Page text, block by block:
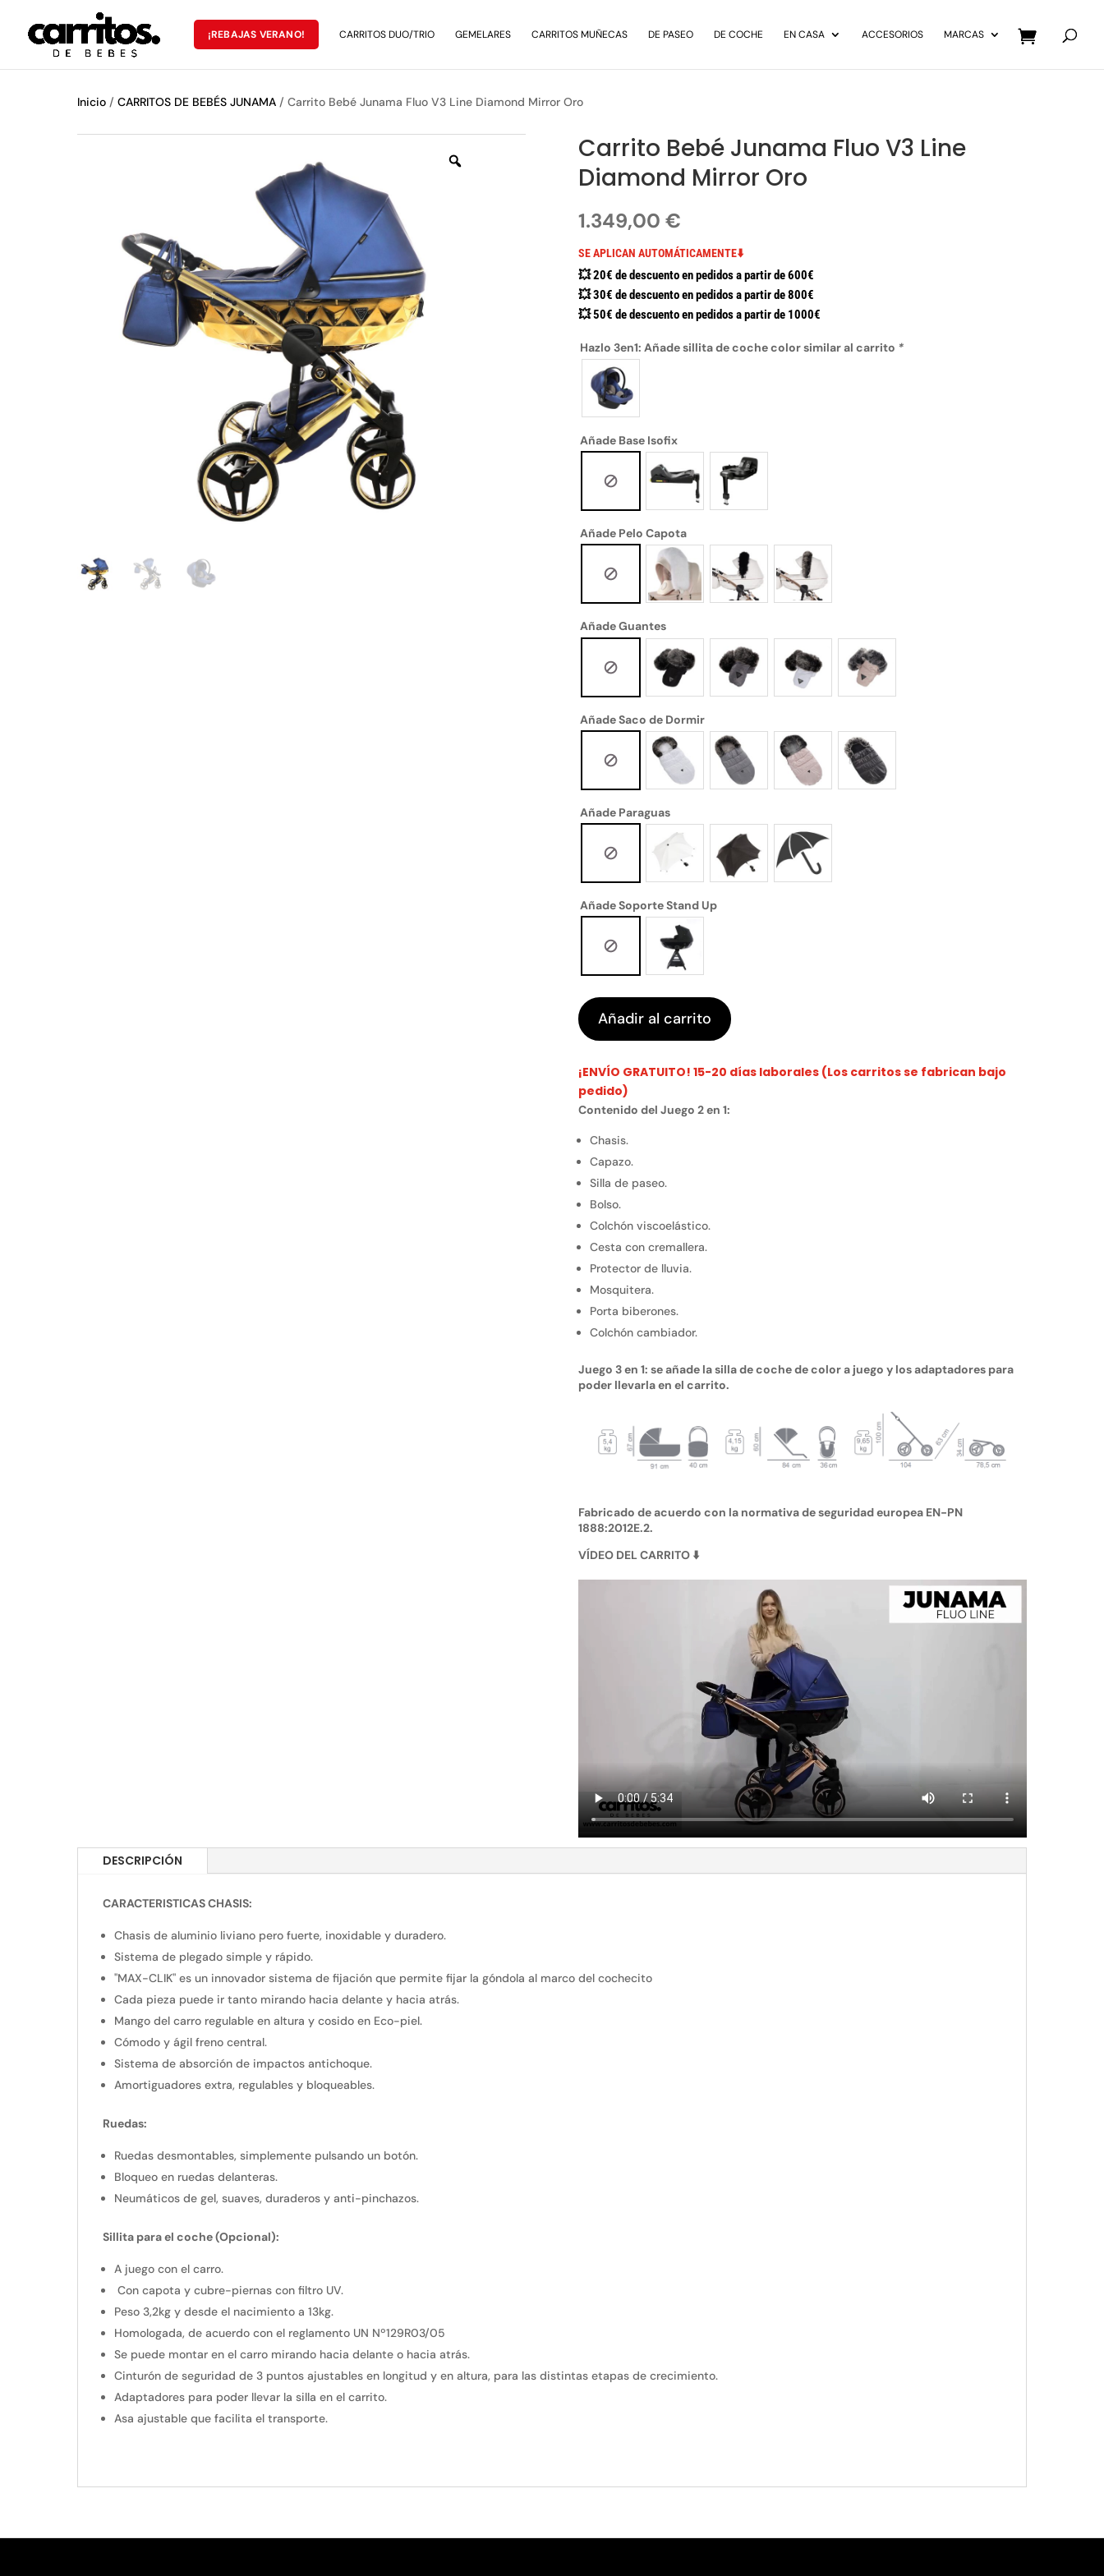
¡REBAJAS VERANO! CARRITOS DUO/TRIO GEMELARES CARRITOS MUÑECAS DE PASEO DE COCHE EN CASA ACCESORIOS MARCAS
productos
Inicio /CARRITOS DE BEBÉS JUNAMA / Carrito Bebé Junama Fluo V3 Line Diamond Mirror Oro
Carrito Bebé Junama Fluo V3 Line
Diamond Mirror Oro
1.349,00 €
SE APLICAN AUTOMÁTICAMENTE⬇️
💥 20€ de descuento en pedidos a partir de 600€
💥 30€ de descuento en pedidos a partir de 800€
💥 50€ de descuento en pedidos a partir de 1000€
Hazlo 3en1: Añade sillita de coche color similar al carrito *
Añade Base Isofix
Añade Pelo Capota
Añade Guantes
Añade Saco de Dormir
Añade Paraguas
Añade Soporte Stand Up
Añadir al carrito
¡ENVÍO GRATUITO! 15-20 días laborales (Los carritos se fabrican bajo
pedido)
Contenido del Juego 2 en 1:
Chasis.
Capazo.
Silla de paseo.
Bolso.
Colchón viscoelástico.
Cesta con cremallera.
Protector de lluvia.
Mosquitera.
Porta biberones.
Colchón cambiador.
Juego 3 en 1: se añade la silla de coche de color a juego y los adaptadores para
poder llevarla en el carrito.
Fabricado de acuerdo con la normativa de seguridad europea EN-PN
1888:2012E.2.
VÍDEO DEL CARRITO ⬇
DESCRIPCIÓN
CARACTERISTICAS CHASIS:
Chasis de aluminio liviano pero fuerte, inoxidable y duradero.
Sistema de plegado simple y rápido.
"MAX-CLIK" es un innovador sistema de fijación que permite fijar la góndola al marco del cochecito
Cada pieza puede ir tanto mirando hacia delante y hacia atrás.
Mango del carro regulable en altura y cosido en Eco-piel.
Cómodo y ágil freno central.
Sistema de absorción de impactos antichoque.
Amortiguadores extra, regulables y bloqueables.
Ruedas:
Ruedas desmontables, simplemente pulsando un botón.
Bloqueo en ruedas delanteras.
Neumáticos de gel, suaves, duraderos y anti-pinchazos.
Sillita para el coche (Opcional):
A juego con el carro.
Con capota y cubre-piernas con filtro UV.
Peso 3,2kg y desde el nacimiento a 13kg.
Homologada, de acuerdo con el reglamento UN Nº129R03/05
Se puede montar en el carro mirando hacia delante o hacia atrás.
Cinturón de seguridad de 3 puntos ajustables en longitud y en altura, para las distintas etapas de crecimiento.
Adaptadores para poder llevar la silla en el carrito.
Asa ajustable que facilita el transporte.